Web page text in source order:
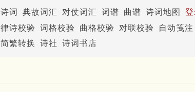
诗词 典故词汇 对仗词汇 词谱 曲谱 诗词地图
律诗校验 词格校验 曲格校验 对联校验
自动笺注
简繁转换 诗社 诗词书店